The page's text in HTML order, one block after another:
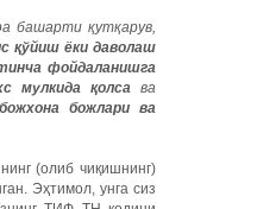
башарти қутқарув,
қўйиш ёки даволаш
фойдаланишга
мулкида қолсава
божлари ва
(олиб чиқишнинг)
Эҳтимол, унга сиз